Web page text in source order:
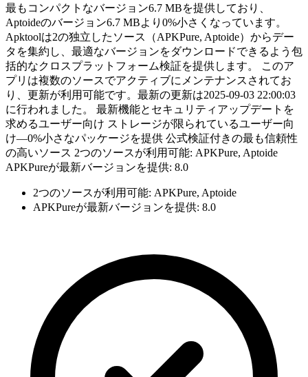
最もコンパクトなバージョン6.7 MBを提供しており、
Aptoideのバージョン6.7 MBより0%小さくなっています。
Apktoolは2の独立したソース（APKPure, Aptoide）からデー
タを集約し、最適なバージョンをダウンロードできるよう包
括的なクロスプラットフォーム検証を提供します。 このア
プリは複数のソースでアクティブにメンテナンスされてお
り、更新が利用可能です。最新の更新は2025-09-03 22:00:03
に行われました。 最新機能とセキュリティアップデートを
求めるユーザー向け ストレージが限られているユーザー向
け—0%小さなパッケージを提供 公式検証付きの最も信頼性
の高いソース 2つのソースが利用可能: APKPure, Aptoide
APKPureが最新バージョンを提供: 8.0
2つのソースが利用可能: APKPure, Aptoide
APKPureが最新バージョンを提供: 8.0